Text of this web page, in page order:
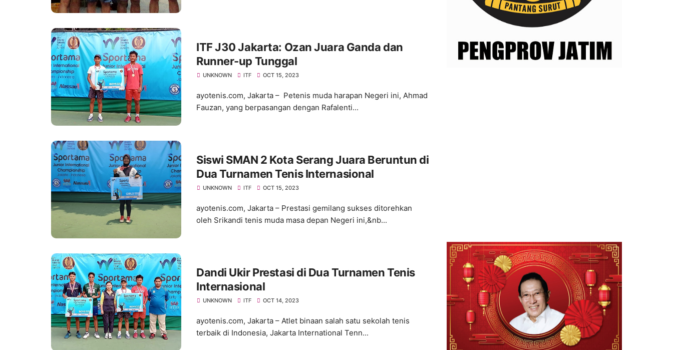
ITF J30 Jakarta: Ozan Juara Ganda dan
Runner-up Tunggal
UNKNOWN ITF OCT 15, 2023
ayotenis.com, Jakarta – Petenis muda harapan Negeri ini, Ahmad
Fauzan, yang berpasangan dengan Rafalenti...
Siswi SMAN 2 Kota Serang Juara Beruntun di
Dua Turnamen Tenis Internasional
UNKNOWN ITF OCT 15, 2023
ayotenis.com, Jakarta – Prestasi gemilang sukses ditorehkan
oleh Srikandi tenis muda masa depan Negeri ini,&nb...
Dandi Ukir Prestasi di Dua Turnamen Tenis
Internasional
UNKNOWN ITF OCT 14, 2023
ayotenis.com, Jakarta – Atlet binaan salah satu sekolah tenis
terbaik di Indonesia, Jakarta International Tenn...